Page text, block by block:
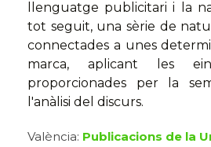
llenguatge publicitari i la
tot seguit, una sèrie de
connectades a unes
marca, aplicant les
proporcionades per la
l'anàlisi del discurs.
València: Publicacions de la